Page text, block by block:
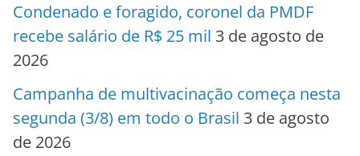
Condenado e foragido, coronel da PMDF
recebe salário de R$ 25 mil 3 de agosto de
2026
Campanha de multivacinação começa nesta
segunda (3/8) em todo o Brasil 3 de agosto
de 2026